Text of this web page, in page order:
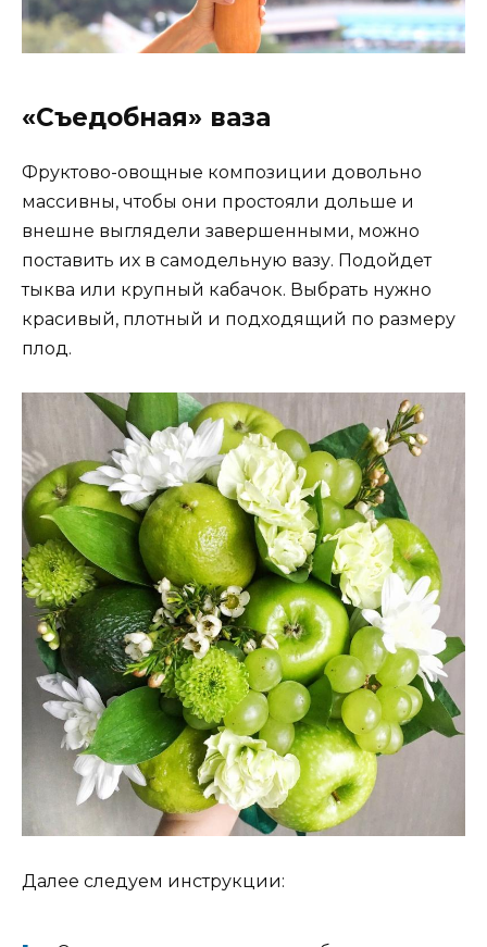
«Съедобная» ваза
Фруктово-овощные композиции довольно
массивны, чтобы они простояли дольше и
внешне выглядели завершенными, можно
поставить их в самодельную вазу. Подойдет
тыква или крупный кабачок. Выбрать нужно
красивый, плотный и подходящий по размеру
плод.
Далее следуем инструкции: